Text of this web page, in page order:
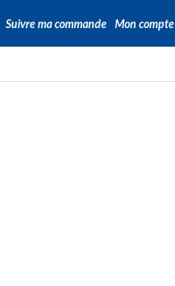
Suivre ma commande Mon compte